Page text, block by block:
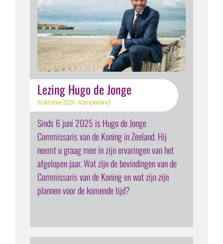
Lezing Hugo de Jonge
8 oktober 2026 - Kamperland
Sinds 6 juni 2025 is Hugo de Jonge
Commissaris van de Koning in Zeeland. Hij
neemt u graag mee in zijn ervaringen van het
afgelopen jaar. Wat zijn de bevindingen van de
Commissaris van de Koning en wat zijn zijn
plannen voor de komende tijd?